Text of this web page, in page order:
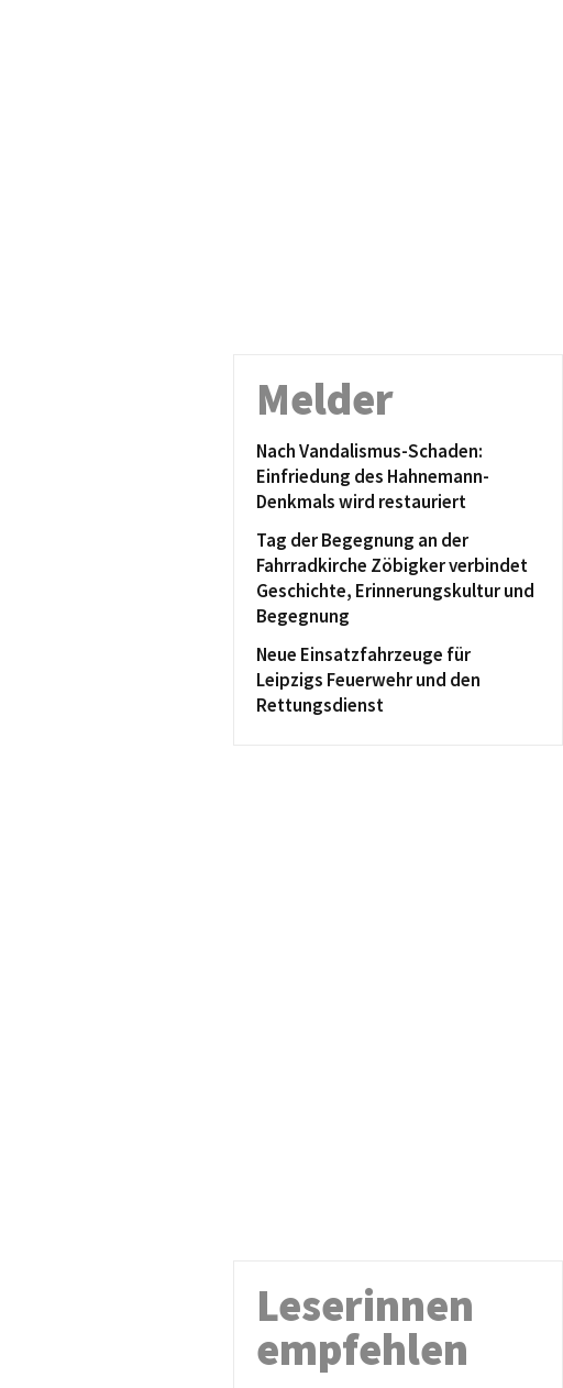
Melder
Nach Vandalismus-Schaden:
Einfriedung des Hahnemann-
Denkmals wird restauriert
Tag der Begegnung an der
Fahrradkirche Zöbigker verbindet
Geschichte, Erinnerungskultur und
Begegnung
Neue Einsatzfahrzeuge für
Leipzigs Feuerwehr und den
Rettungsdienst
Leserinnen
empfehlen